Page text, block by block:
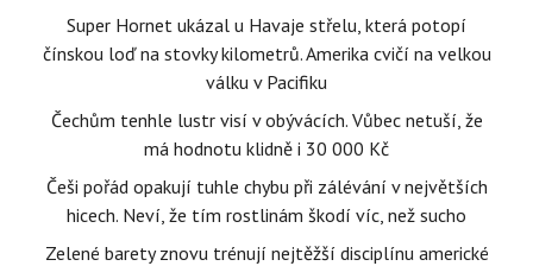
Super Hornet ukázal u Havaje střelu, která potopí
čínskou loď na stovky kilometrů. Amerika cvičí na velkou
válku v Pacifiku
Čechům tenhle lustr visí v obývácích. Vůbec netuší, že
má hodnotu klidně i 30 000 Kč
Češi pořád opakují tuhle chybu při zálévání v největších
hicech. Neví, že tím rostlinám škodí víc, než sucho
Zelené barety znovu trénují nejtěžší disciplínu americké